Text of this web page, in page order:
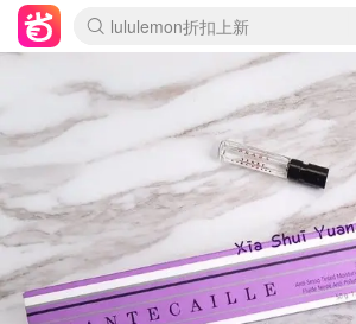
lululemon折扣上新
Sasa美妆护肤3.5折
SSENSE年中3折
FreshBeauty好价汇总
Cettire降价+叠9折
WWS Coles超市实拍
viagogo二手票捡漏
Myer超级周末1折
The Outnet奢牌1折起
David Jones 3折起
Flannels大牌1折
Perfumes Club护肤1折
AMIRO返校季6.2折
Amazon折扣汇总
eToro入金$200送$50
Amazon数码好物
ICONIC本周7.5折
ThedoubleF高奢地板价
Moose Knuckles 6折
EUFY官网3.7折起
Selenichast首饰2折
Trip机票酒店促销
YSL送5件彩妆礼
Amazon家居好物
Amazon美妆护肤
过敏原检测盒$33
伊索独家赠50ml沐浴露
SEALIFE海洋馆门票6折
丝塔芙大白罐$16
订阅Newsletter送香薰
Cult Beauty 6.8折
Harrods圣诞日历2.3折
LN-CC奢牌私促3折
d'Alba空姐喷雾$16
EVE LOM套装逆天2折
Bernardelli独家4折
Adore Beauty 6折起
Mytheresa奢品2.7折
Luxury Escapes 9折
Currentbody美容仪9折
MOON Garden Live
Roborock扫地机3.7折
Tingo Life水杯$24
Valentino官网5折
CR洗发护发6.3折
修丽可套装7.4折
Myer彩妆2件7折
GANNI官网4.5折
Stylevana韩妆4折
Tessabit高奢8.5折
Amazon阿德莱德次日达
卡诗8.5折+赠礼
Philips Hue灯具8折